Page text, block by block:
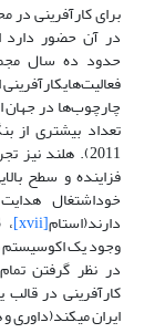
برای کارآفرینی در
در آن حضور دارد
حدود ده سال
چارچوب‌ها در جهان
تعداد بیشتری از
2011). هلند
فزاینده و سطح
خوداشتغال
دارند(استام[xvii] ، 2013). آیزنبرگ
وجود یک اکوسیستم
در نظر گرفتن
کارآفرینی در
ایران می­کند(داوری و